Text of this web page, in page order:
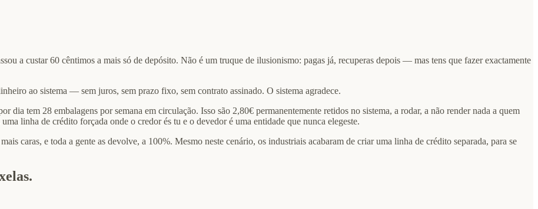
a custar 60 cêntimos a mais só de depósito. Não é um truque de ilusionismo: pagas já, recuperas depois — mas tens que fazer exactamente
ao sistema — sem juros, sem prazo fixo, sem contrato assinado. O sistema agradece.
dia tem 28 embalagens por semana em circulação. Isso são 2,80€ permanentemente retidos no sistema, a rodar, a não render nada a quem
linha de crédito forçada onde o credor és tu e o devedor é uma entidade que nunca elegeste.
caras, e toda a gente as devolve, a 100%. Mesmo neste cenário, os industriais acabaram de criar uma linha de crédito separada, para se